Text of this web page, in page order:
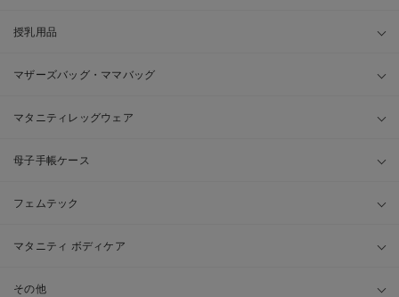
授乳用品
マザーズバッグ・ママバッグ
マタニティレッグウェア
母子手帳ケース
フェムテック
マタニティ ボディケア
その他